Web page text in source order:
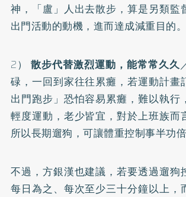
神，「盧」人出去散步，算是另類監
出門活動的動機，進而達成減重目的。
2） 散步代替激烈運動，能常常久久
碌，一回到家往往累癱，若運動計畫
出門跑步」恐怕容易累癱，難以執
輕度運動，老少皆宜，對於上班族而
所以長期遛狗，可讓體重控制事半功倍
不過，方銀漢也建議，若要透過遛狗
每日為之、每次至少三十分鐘以上，